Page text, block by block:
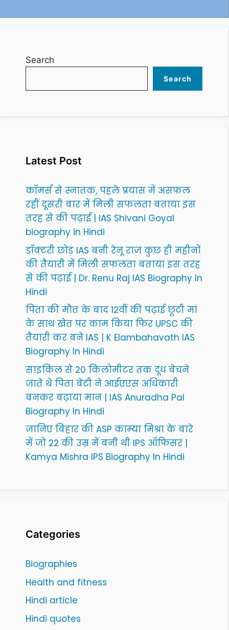
Search
Search
Latest Post
कॉमर्स से स्नातक, पहले प्रयास में असफल
रहीं दूसरी बार में मिली सफलता बताया इस
तरह से की पढ़ाई | IAS Shivani Goyal
biography in Hindi
डॉक्टरी छोड़ IAS बनी रेनू राज कुछ ही महीनों
की तैयारी में मिली सफलता बताया इस तरह
से की पढ़ाई | Dr. Renu Raj IAS Biography In
Hindi
पिता की मौत के बाद 12वीं की पढ़ाई छूटी मां
के साथ खेत पर काम किया फिर UPSC की
तैयारी कर बने IAS | K Elambahavath IAS
Biography In Hindi
साइकिल से 20 किलोमीटर तक दूध बेचने
जाते थे पिता बेटी ने आईएएस अधिकारी
बनकर बढ़ाया मान | IAS Anuradha Pal
Biography In Hindi
जानिए बिहार की ASP काम्या मिश्रा के बारे
में जो 22 की उम्र में बनी थी IPS ऑफिसर |
Kamya Mishra IPS Biography In Hindi
Categories
Biographies
Health and fitness
Hindi article
Hindi quotes